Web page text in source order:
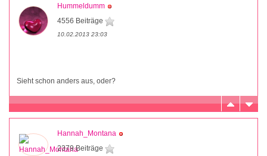
Hummeldumm
4556 Beiträge
10.02.2013 23:03
Sieht schon anders aus, oder?
Hannah_Montana
2379 Beiträge